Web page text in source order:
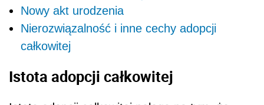
Nowy akt urodzenia
Nierozwiązalność i inne cechy adopcji
całkowitej
Istota adopcji całkowitej